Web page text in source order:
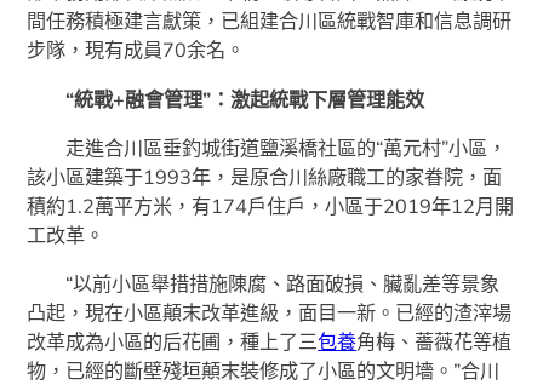
間任務積極建言獻策，已組建合川區統戰智庫和信息調研
步隊，現有成員70余名。
“統戰+融會管理”：激起統戰下層管理能效
走進合川區垂釣城街道鹽溪橋社區的“萬元村”小區，
該小區建築于1993年，是原合川絲廠職工的家眷院，面
積約1.2萬平方米，有174戶住戶，小區于2019年12月開
工改革。
“以前小區舉措措施陳腐、路面破損、臟亂差等景象
凸起，現在小區顛末改革進級，面目一新。已經的渣滓場
改革成為小區的后花圃，種上了三包養角梅、薔薇花等植
物，已經的斷壁殘垣顛末裝修成了小區的文明墻。”合川